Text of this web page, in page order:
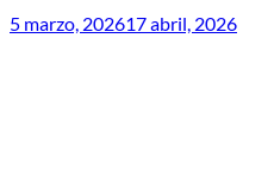
5 marzo, 202617 abril, 2026